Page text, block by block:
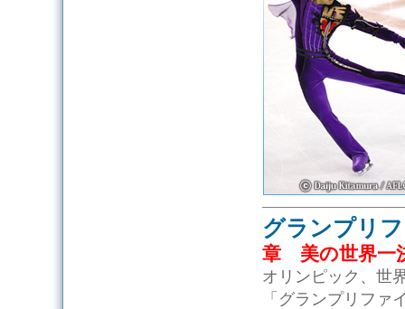
グランプリ
章 美の世界一
オリンピック、世
「グランプリファ